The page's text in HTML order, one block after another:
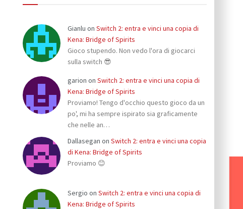
Gianlu on Switch 2: entra e vinci una copia di
Kena: Bridge of Spirits
Gioco stupendo. Non vedo l'ora di giocarci
sulla switch 😎
garion on Switch 2: entra e vinci una copia di
Kena: Bridge of Spirits
Proviamo! Tengo d'occhio questo gioco da un
po', mi ha sempre ispirato sia graficamente
che nelle an…
Dallasegan on Switch 2: entra e vinci una copia
di Kena: Bridge of Spirits
Proviamo 😊
Sergio on Switch 2: entra e vinci una copia di
Kena: Bridge of Spirits